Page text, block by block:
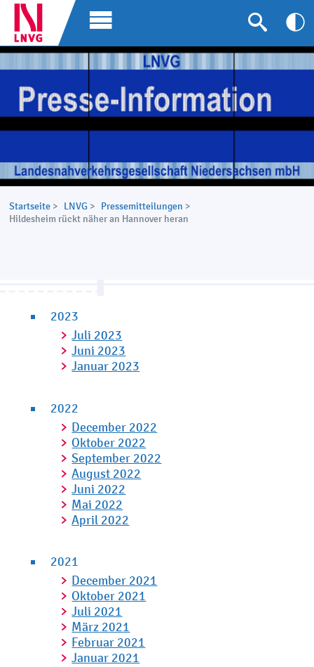
Startseite > LNVG > Pressemitteilungen >
Hildesheim rückt näher an Hannover heran
2023
Juli 2023
Juni 2023
Januar 2023
2022
December 2022
Oktober 2022
September 2022
August 2022
Juni 2022
Mai 2022
April 2022
2021
December 2021
Oktober 2021
Juli 2021
März 2021
Februar 2021
Januar 2021